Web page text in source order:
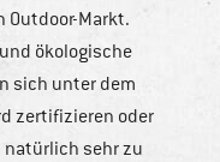
Outdoor-Markt.
ökologische
sich unter dem
zertifizieren oder
natürlich sehr zu